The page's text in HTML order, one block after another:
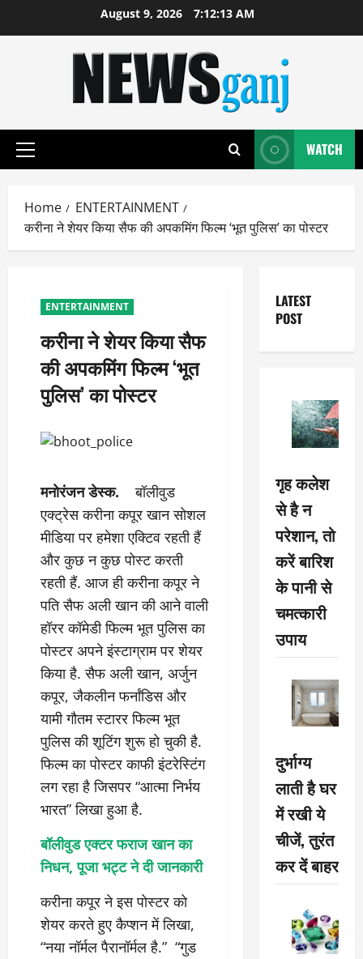
August 9, 2026 7:12:13 AM
Primary
WATCH
Home
ENTERTAINMENT
करीना ने शेयर किया सैफ की अपकमिंग फिल्म ‘भूत पुलिस’ का पोस्टर
ENTERTAINMENT
करीना ने शेयर किया सैफ
की अपकमिंग फिल्म ‘भूत
पुलिस’ का पोस्टर
मनोरंजन डेस्क.बॉलीवुड
एक्ट्रेस करीना कपूर खान सोशल
मीडिया पर हमेशा एक्टिव रहती हैं
और कुछ न कुछ पोस्ट करती
रहती हैं. आज ही करीना कपूर ने
पति सैफ अली खान की आने वाली
हॉरर कॉमेडी फिल्म भूत पुलिस का
पोस्टर अपने इंस्टाग्राम पर शेयर
किया है. सैफ अली खान, अर्जुन
कपूर, जैकलीन फर्नांडिस और
यामी गौतम स्टारर फिल्म भूत
पुलिस की शूटिंग शुरू हो चुकी है.
फिल्म का पोस्टर काफी इंटरेस्टिंग
लग रहा है जिसपर “आत्मा निर्भय
भारत” लिखा हुआ है.
बॉलीवुड एक्टर फराज खान का
निधन, पूजा भट्ट ने दी जानकारी
करीना कपूर ने इस पोस्टर को
शेयर करते हुए कैप्शन में लिखा,
“नया नॉर्मल पैरानॉर्मल है.” “गुड
LATEST
POST
गृह कलेश
से है न
परेशान, तो
करें बारिश
के पानी से
चमत्कारी
उपाय
दुर्भाग्य
लाती है घर
में रखी ये
चीजें, तुरंत
कर दें बाहर